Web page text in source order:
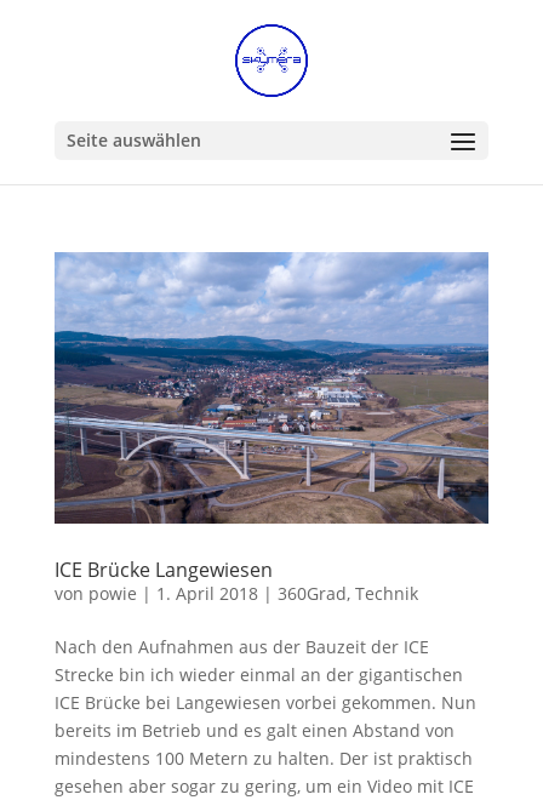
Seite auswählen
ICE Brücke Langewiesen
von powie | 1. April 2018| 360Grad, Technik
Nach den Aufnahmen aus der Bauzeit der ICE
Strecke bin ich wieder einmal an der gigantischen
ICE Brücke bei Langewiesen vorbei gekommen. Nun
bereits im Betrieb und es galt einen Abstand von
mindestens 100 Metern zu halten. Der ist praktisch
gesehen aber sogar zu gering, um ein Video mit ICE